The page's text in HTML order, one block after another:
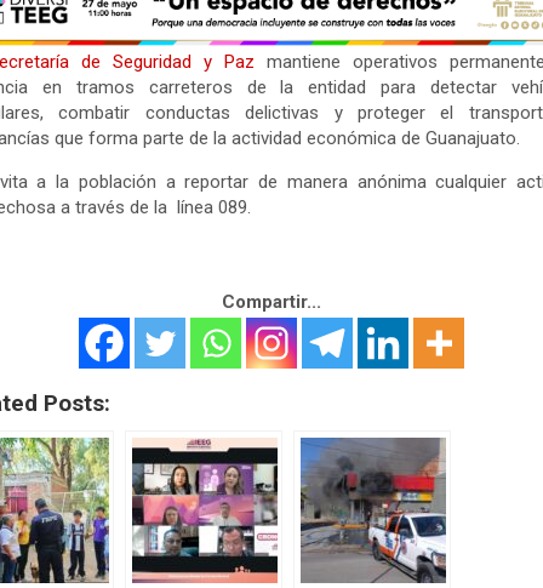
de Seguridad y Paz mantiene operativos
en tramos carreteros de la entidad para detectar
combatir conductas delictivas y proteger el
que forma parte de la actividad económica de Guanajuato.
a la población a reportar de manera anónima cualquier
a través de la línea 089.
Compartir...
Posts: